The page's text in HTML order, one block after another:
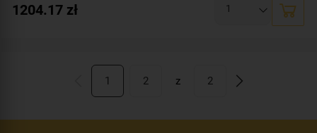
1204.17 zł
1 2 z 2